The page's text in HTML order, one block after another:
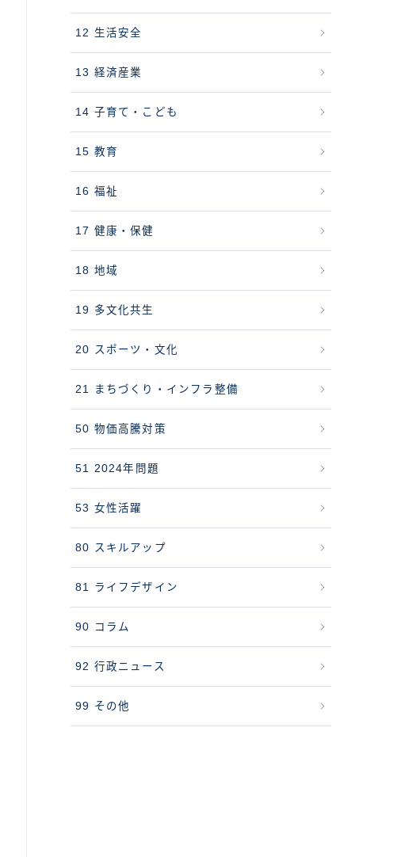
12 生活安全
13 経済産業
14 子育て・こども
15 教育
16 福祉
17 健康・保健
18 地域
19 多文化共生
20 スポーツ・文化
21 まちづくり・インフラ整備
50 物価高騰対策
51 2024年問題
53 女性活躍
80 スキルアップ
81 ライフデザイン
90 コラム
92 行政ニュース
99 その他